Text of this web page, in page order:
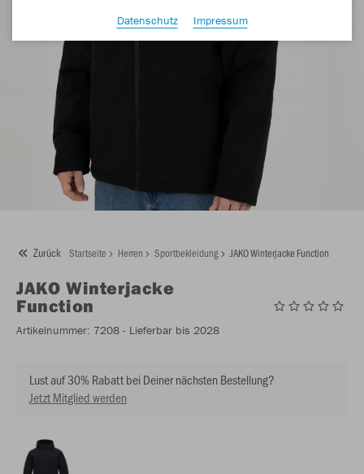
Zurück Startseite Herren Sportbekleidung JAKO Winterjacke Function
JAKO Winterjacke
Function
Artikelnummer: 7208 - Lieferbar bis 2028
Lust auf 30% Rabatt bei Deiner nächsten Bestellung?
Jetzt Mitglied werden
Datenschutz
Impressum